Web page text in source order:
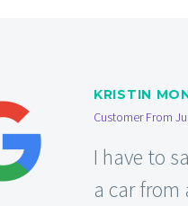
KRISTIN
Customer From
I have to
a car from